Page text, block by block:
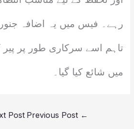
رہے۔ فیس میں یہ اضافہ
تاہم اسے سرکاری طور پر
میں شائع کیا گیا۔
←
Post